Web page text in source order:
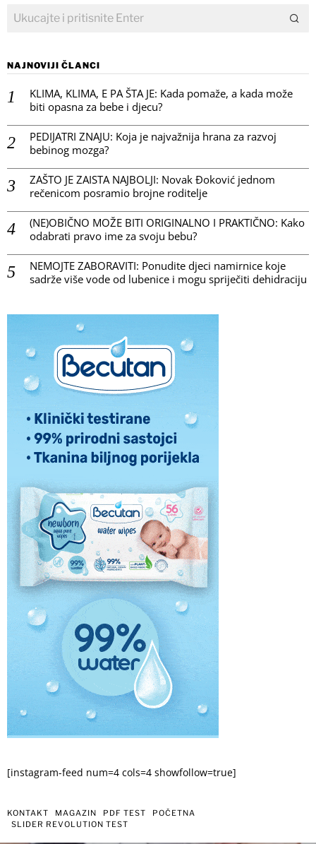
NAJNOVIJI ČLANCI
KLIMA, KLIMA, E PA ŠTA JE: Kada pomaže, a kada može
biti opasna za bebe i djecu?
PEDIJATRI ZNAJU: Koja je najvažnija hrana za razvoj
bebinog mozga?
ZAŠTO JE ZAISTA NAJBOLJI: Novak Đoković jednom
rečenicom posramio brojne roditelje
(NE)OBIČNO MOŽE BITI ORIGINALNO I PRAKTIČNO: Kako
odabrati pravo ime za svoju bebu?
NEMOJTE ZABORAVITI: Ponudite djeci namirnice koje
sadrže više vode od lubenice i mogu spriječiti dehidraciju
[instagram-feed num=4 cols=4 showfollow=true]
KONTAKT MAGAZIN PDF TEST
POČETNA
SLIDER REVOLUTION TEST